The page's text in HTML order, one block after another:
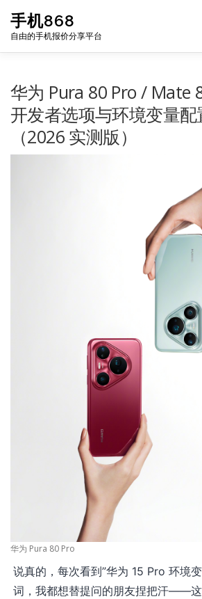
content
手机868
自由的手机报价分享平台
论坛 关于我们
华为 Pura 80 Pro / Mate
开发者选项与环境变量
（2026 实测版）
华为 Pura 80 Pro
说真的，每次看到”华为 15 Pro 环境
词，我都想替提问的朋友捏把汗——